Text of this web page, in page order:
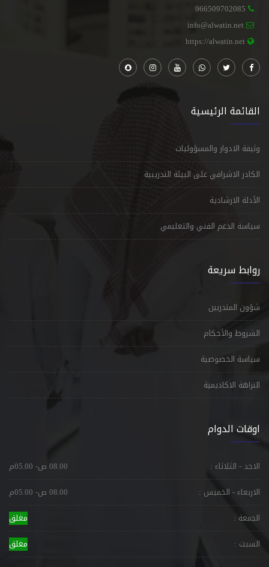
966509702085
info@alwatin.net
https://alwatin.net
القائمة الرئيسية
وثيقة الادوار والمسؤوليات
الكادر الاشرافي على البيئة التدريبية
الأدلة الارشادية
سياسة الدعم الفني والتعليمي
روابط سريعة
شؤون المتدربين
الشروط والأحكام
سياسة الخصوصية
النزاهة الاكاديمية
اوقات الدوام
الاحد - الثلاثاء :
08.00 ص- 05.00م
الاربعاء - الخميس :
08.00 ص- 05.00م
الجمعة :
مغلق
السبت :
مغلق